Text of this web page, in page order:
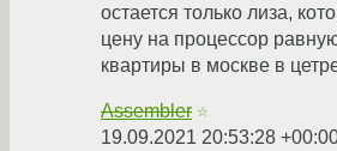
остается только лиза,
цену на процессор
квартиры в москве в
Assembler ☆
19.09.2021 20:53:28